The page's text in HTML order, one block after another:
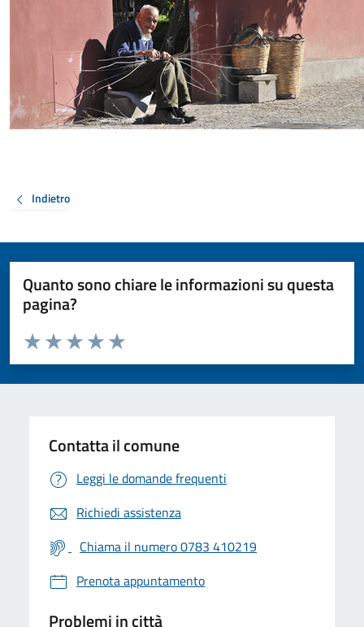
Indietro
Quanto sono chiare le informazioni su questa
pagina?
Valuta da 1 a 5 stelle la pagina
Valuta 5 stelle su 5
Valuta 4 stelle su 5
Valuta 3 stelle su 5
Valuta 2 stelle su 5
Valuta 1 stelle su 5
Contatta il comune
Leggi le domande frequenti
Richiedi assistenza
Chiama il numero 0783 410219
Prenota appuntamento
Problemi in città